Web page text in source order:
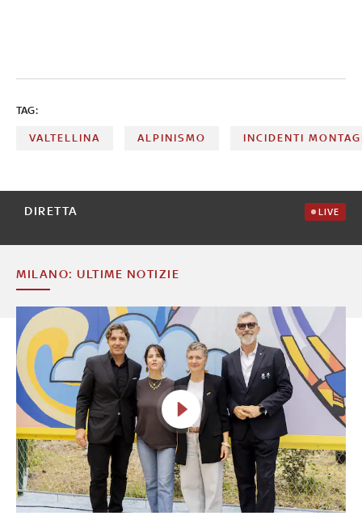
TAG:
VALTELLINA ALPINISMO INCIDENTI
DIRETTA LIVE
MILANO: ULTIME NOTIZIE